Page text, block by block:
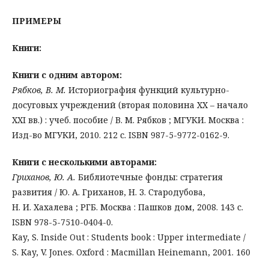
ПРИМЕРЫ
Книги:
Книги с одним автором:
Рябков, В. М. Историография функций культурно-
досуговых учреждений (вторая половина XX – начало
XXI вв.) : учеб. пособие / В. М. Рябков ; МГУКИ. Москва :
Изд-во МГУКИ, 2010. 212 с. ISBN 987-5-9772-0162-9.
Книги с несколькими авторами:
Гриханов, Ю. А. Библиотечные фонды: стратегия
развития / Ю. А. Гриханов, Н. З. Стародубова,
Н. И. Хахалева ; РГБ. Москва : Пашков дом, 2008. 143 с.
ISBN 978-5-7510-0404-0.
Kay, S. Inside Out : Students book : Upper intermediate /
S. Kay, V. Jones. Oxford : Macmillan Heinemann, 2001. 160